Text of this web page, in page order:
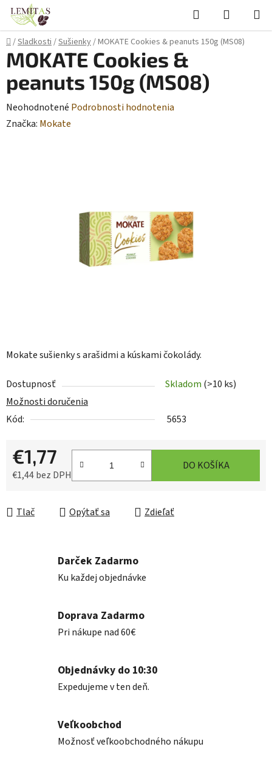
Prejsť
obsah
Hľadať
KOŠÍK
Domov
/Sladkosti/Sušienky/MOKATE Cookies & peanuts 150g (MS08)
Mokate sušienky s arašidmi a kúskami čokolády.
Dostupnosť Skladom (>10 ks)
Možnosti doručenia
Kód:
5653
€1,77
€1,44 bez DPH
DO KOŠÍKA
Tlač Opýtať sa Zdieľať
MOKATE Cookies &
peanuts 150g (MS08)
Priemerné
hodnotenie
Neohodnotené Podrobnosti hodnotenia
Značka: Mokate
Darček Zadarmo
Ku každej objednávke
Doprava Zadarmo
Pri nákupe nad 60€
Objednávky do 10:30
Expedujeme v ten deň.
Veľkoobchod
Možnosť veľkoobchodného nákupu